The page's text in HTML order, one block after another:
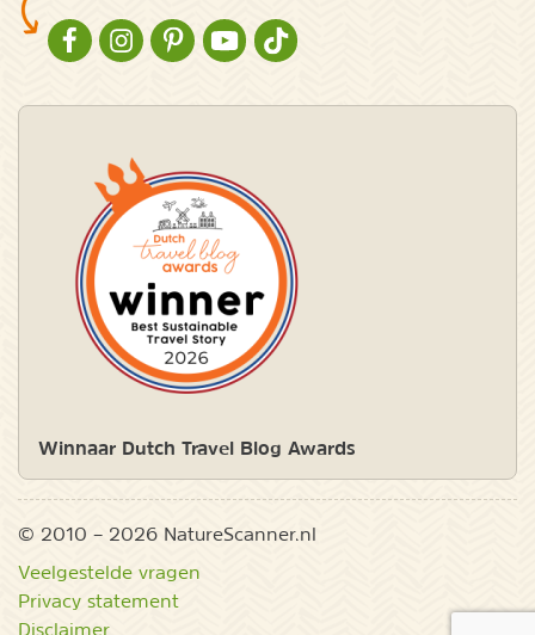
NATURESCANNER OP FACEBOOK
NATURESCANNER OP INSTAGRAM
NATURESCANNER OP PINTEREST
NATURESCANNER OP YOUTUBE
NATURESCANNER OP TIKTOK
Winnaar Dutch Travel Blog Awards
© 2010 – 2026 NatureScanner.nl
Veelgestelde vragen
Privacy statement
Disclaimer